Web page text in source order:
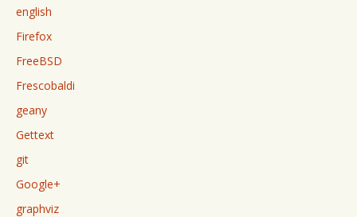
english
Firefox
FreeBSD
Frescobaldi
geany
Gettext
git
Google+
graphviz